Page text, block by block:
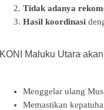
Tidak adanya
Hasil koordinasi
KONI Maluku Utara
Menggelar ulang
Memastikan